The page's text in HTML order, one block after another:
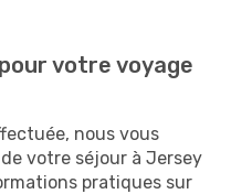
votre voyage
nous vous
votre séjour à Jersey
pratiques sur